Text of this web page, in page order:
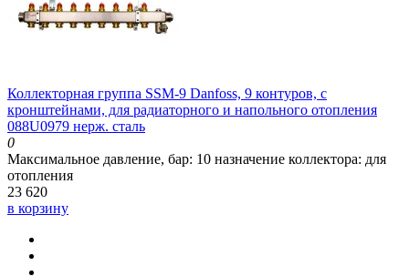
Коллекторная группа SSM-9 Danfoss, 9 контуров, с
кронштейнами, для радиаторного и напольного отопления
088U0979 нерж. сталь
0
Максимальное давление, бар: 10 назначение коллектора: для
отопления
23 620
в корзину